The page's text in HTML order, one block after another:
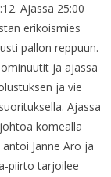
Ajassa 25:00
erikoismies
pallon reppuun.
ja ajassa
ja vie
Ajassa
komealla
Janne Aro ja
piirto tarjoilee